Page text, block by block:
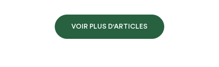
VOIR PLUS D'ARTICLES